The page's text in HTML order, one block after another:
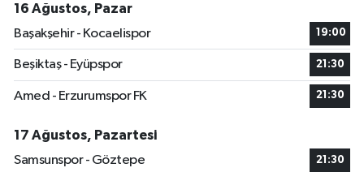
16 Ağustos, Pazar
Başakşehir - Kocaelispor
19:00
Beşiktaş - Eyüpspor 21:30
Amed - Erzurumspor FK 21:30
17 Ağustos, Pazartesi
Samsunspor - Göztepe
21:30